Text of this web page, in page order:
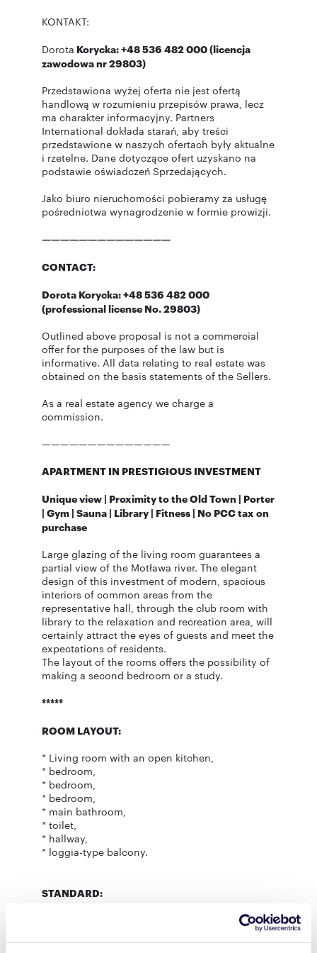
KONTAKT:
Dorota Korycka: +48 536 482 000 (licencja
zawodowa nr 29803)
Przedstawiona wyżej oferta nie jest ofertą
handlową w rozumieniu przepisów prawa, lecz
ma charakter informacyjny. Partners
International dokłada starań, aby treści
przedstawione w naszych ofertach były aktualne
i rzetelne. Dane dotyczące ofert uzyskano na
podstawie oświadczeń Sprzedających.
Jako biuro nieruchomości pobieramy za usługę
pośrednictwa wynagrodzenie w formie prowizji.
——————————————
CONTACT:
Dorota Korycka: +48 536 482 000
(professional license No. 29803)
Outlined above proposal is not a commercial
offer for the purposes of the law but is
informative. All data relating to real estate was
obtained on the basis statements of the Sellers.
As a real estate agency we charge a
commission.
——————————————
APARTMENT IN PRESTIGIOUS INVESTMENT
Unique view | Proximity to the Old Town | Porter
| Gym | Sauna | Library | Fitness | No PCC tax on
purchase
Large glazing of the living room guarantees a
partial view of the Motława river. The elegant
design of this investment of modern, spacious
interiors of common areas from the
representative hall, through the club room with
library to the relaxation and recreation area, will
certainly attract the eyes of guests and meet the
expectations of residents.
The layout of the rooms offers the possibility of
making a second bedroom or a study.
*****
ROOM LAYOUT:
* Living room with an open kitchen,
* bedroom,
* bedroom,
* bedroom,
* main bathroom,
* toilet,
* hallway,
* loggia-type balcony.
STANDARD:
The apartment is in developer condition so that
it can be completely customized. The standard
of the Brabank investment is an exceptional